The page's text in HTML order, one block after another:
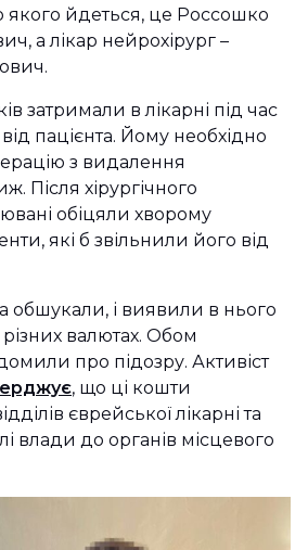
якого йдеться, це Россошко
а лікар нейрохірург –
затримали в лікарні під час
пацієнта. Йому необхідно
з видалення
Після хірургічного
обіцяли хворому
які б звільнили його від
обшукали, і виявили в нього
валютах. Обом
про підозру. Активіст
, що ці кошти
єврейської лікарні та
влади до органів місцевого